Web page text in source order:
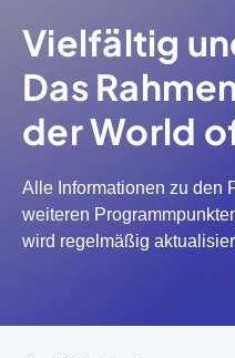
Vielfältig
Das
der World
Alle Informationen zu den
weiteren
wird regelmäßig